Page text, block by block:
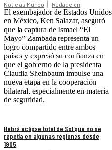
Noticias Mundo Redacción
El exembajador de Estados Unidos
en México, Ken Salazar, aseguró
que la captura de Ismael “El
Mayo” Zambada representa un
logro compartido entre ambos
países y expresó su confianza en
que el gobierno de la presidenta
Claudia Sheinbaum impulse una
nueva etapa en la cooperación
bilateral, especialmente en materia
de seguridad.
Habrá eclipse total de Sol que no se
repetía en algunas regiones desde
1905